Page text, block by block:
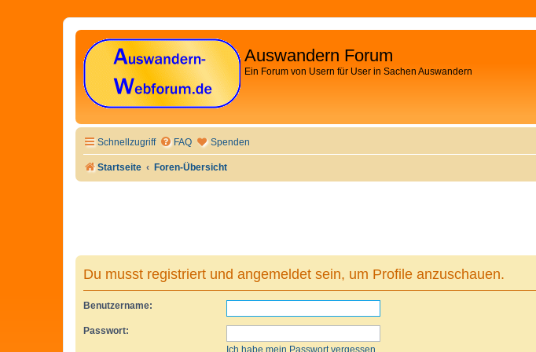
Auswandern Forum
Ein Forum von Usern für User in Sachen Auswandern
Schnellzugriff FAQ Spenden
Startseite Foren-Übersicht
Du musst registriert und angemeldet sein, um Profile anzuschauen.
Benutzername:
Passwort: